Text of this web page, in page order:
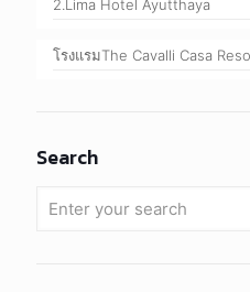
2.Lima Hotel Ayutthaya
โรงแรมThe Cavalli Casa
Search